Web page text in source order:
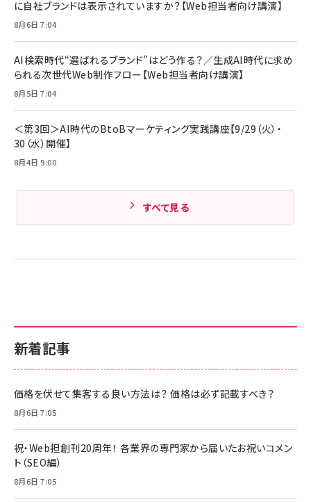
￥1,980
Amazonランキングをもっと見る
ケーブル Anker絡まないケーブル 240W 結束バン
ド付き USB PD対応 シリコン素材採用 iPhone
17 / 16 / 15 / Galaxy iPad Pro MacBook
Pro/Air 各種対応 (1.8m ミッドナイトブラック)
￥1,890
サッポロ 生ビール 黒ラベル 350ml 缶 24本 ビー
ル ケース買い【6/30応募〆切! 黒ラベルビヤセラー
￥4,857
新着記事
価格を伏せて集客する良い方法は？ 価格は必ず記載すべき？
8月6日 7:05
祝・Web担創刊20周年！ 各業界の専門家から届いたお祝いコメン
ト（SEO編）
8月6日 7:05
に自社ブランドは表示されていますか？【Web担当者向け講演】
8月6日 7:04
AI検索時代“選ばれるブランド”はどう作る？／生成AI時代に求め
られる次世代Web制作フロー【Web担当者向け講演】
8月5日 7:04
＜第3回＞AI時代のBtoBマーケティング実践講座【9/29（火）・
30（水）開催】
8月4日 9:00
すべて見る